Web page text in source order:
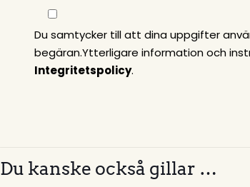
Du samtycker till att dina uppgifter
begäran.Ytterligare information och
Integritetspolicy.
Du kanske också gillar …